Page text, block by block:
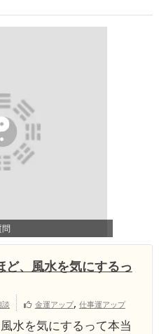
問
ど、風水を気にするっ
金運アップ, 仕事運アップ
水を気にするって本当